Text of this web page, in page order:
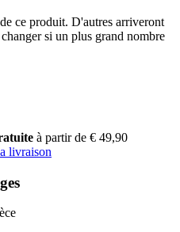
ce produit. D'autres arriveront
si un plus grand nombre
à partir de € 49,90
livraison